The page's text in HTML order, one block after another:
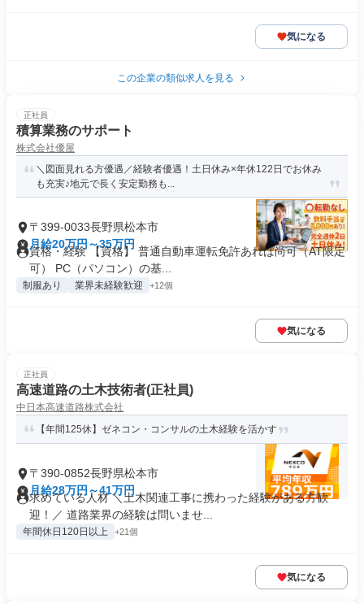
気になる
この企業の類似求人を見る
正社員
積算業務のサポート
株式会社優屋
＼図面見れる方優遇／経験者優遇！土日休み×年休122日でお休み
も充実♪地元で長く安定勤務も...
〒399-0033長野県松本市
月給20万円～35万円
資格・経験 【資格】 普通自動車運転免許あれば尚可（AT限定
可） PC（パソコン）の基...
制服あり 業界未経験歓迎 +12個
気になる
正社員
高速道路の土木技術者(正社員)
中日本高速道路株式会社
【年間125休】ゼネコン・コンサルの土木経験を活かす
〒390-0852長野県松本市
月給28万円～41万円
求めている人材 ＼土木関連工事に携わった経験がある方歓
迎！／ 道路業界の経験は問いませ...
年間休日120日以上 +21個
気になる